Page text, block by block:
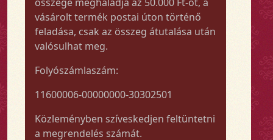
vásárolt termék postai úton történő
feladása, csak az összeg átutalása után
valósulhat meg.
Folyószámlaszám:
11600006-00000000-30302501
Közleményben szíveskedjen feltüntetni
a megrendelés számát.